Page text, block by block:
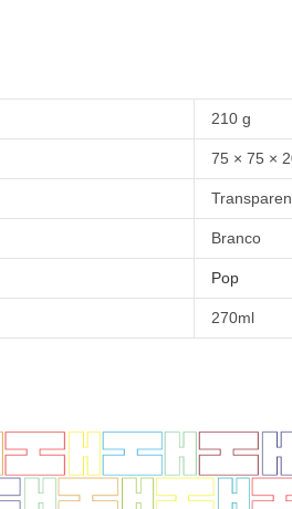
210 g
75 × 75 ×
Branco
Pop
270ml